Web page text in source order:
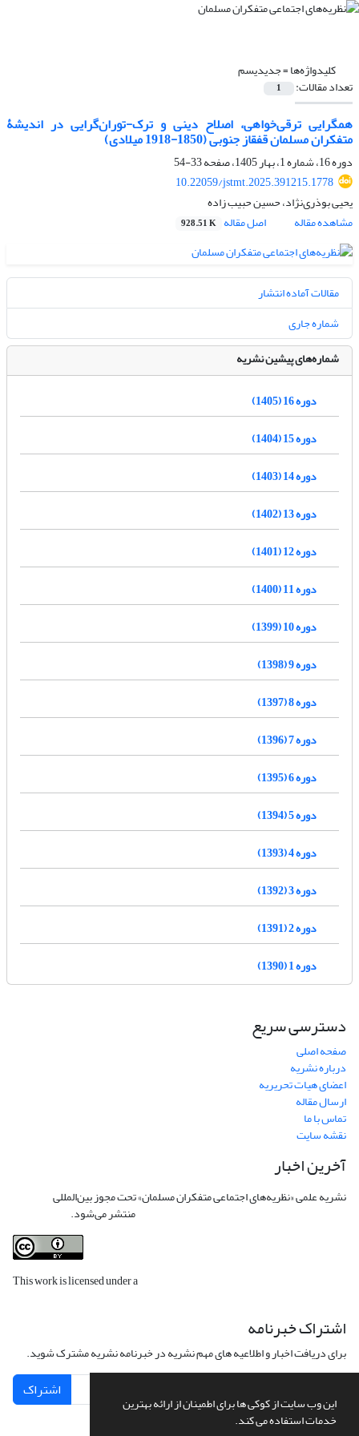
این وب سایت از کوکی ها برای اطمینان از ارائه بهترین
خدمات استفاده می کند.
کلیدواژه‌ها =جدیدیسم
تعداد مقالات: 1
همگرایی ترقی‌خواهی، اصلاح دینی و ترک-توران‌گرایی در اندیشۀ
متفکران مسلمان قفقاز جنوبی (1850-1918 میلادی)
دوره 16، شماره 1، بهار 1405، صفحه
33-54
10.22059/jstmt.2025.391215.1778
یحیی بوذری‌نژاد، حسین حبیب زاده
مشاهده مقاله
اصل مقاله 928.51 K
مقالات آماده انتشار
شماره جاری
شماره‌های پیشین نشریه
دوره 16 (1405)
دوره 15 (1404)
دوره 14 (1403)
دوره 13 (1402)
دوره 12 (1401)
دوره 11 (1400)
دوره 10 (1399)
دوره 9 (1398)
دوره 8 (1397)
دوره 7 (1396)
دوره 6 (1395)
دوره 5 (1394)
دوره 4 (1393)
دوره 3 (1392)
دوره 2 (1391)
دوره 1 (1390)
دسترسی سریع
صفحه اصلی
درباره نشریه
اعضای هیات تحریریه
ارسال مقاله
تماس با ما
نقشه سایت
آخرین اخبار
نشریه علمی «نظریه‌های اجتماعی متفکران مسلمان» تحت مجوز بین‌المللی
منتشر می‌شود.
This work is licensed under a
اشتراک خبرنامه
برای دریافت اخبار و اطلاعیه های مهم نشریه در خبرنامه نشریه مشترک شوید.
اشتراک